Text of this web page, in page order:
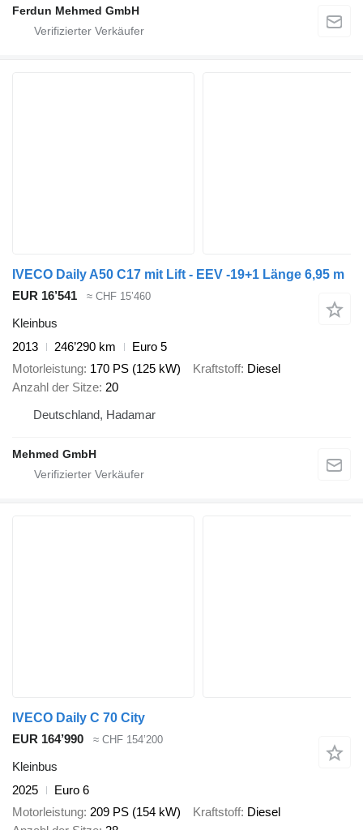
Ferdun Mehmed GmbH
IVECO Daily A50 C17 mit Lift - EEV -19+1 Länge 6,95 m
EUR 16’541
≈ CHF 15’460
Kleinbus
2013
246’290 km
Euro 5
Motorleistung 170 PS (125 kW) Kraftstoff Diesel
Anzahl der Sitze 20
Deutschland, Hadamar
Mehmed GmbH
IVECO Daily C 70 City
EUR 164’990
≈ CHF 154’200
Kleinbus
2025
Euro 6
Motorleistung 209 PS (154 kW) Kraftstoff Diesel